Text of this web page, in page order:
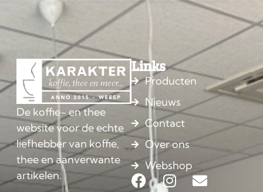
De koffie- en thee
website voor de echte
liefhebber van koffie,
thee en aanverwante
artikelen.
Links
Producten
Nieuws
Contact
Over ons
Webshop